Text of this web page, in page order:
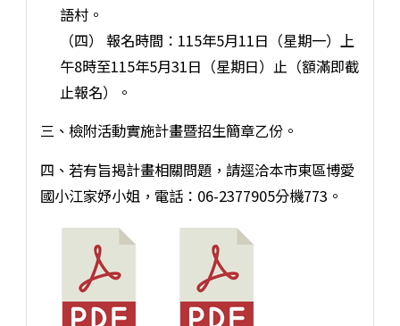
語村。
（四） 報名時間：115年5月11日（星期一）上
午8時至115年5月31日（星期日）止（額滿即截
止報名）。
三、檢附活動實施計畫暨招生簡章乙份。
四、若有旨揭計畫相關問題，請逕洽本市東區博愛
國小江家妤小姐，電話：06-2377905分機773。